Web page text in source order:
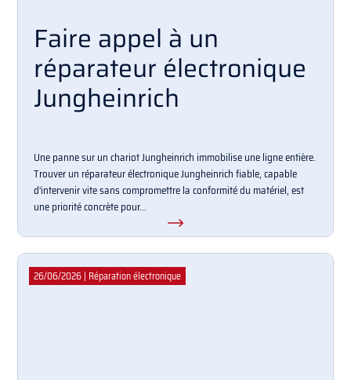
Faire appel à un
réparateur électronique
Jungheinrich
Une panne sur un chariot Jungheinrich immobilise une ligne entière.
Trouver un réparateur électronique Jungheinrich fiable, capable
d'intervenir vite sans compromettre la conformité du matériel, est
une priorité concrète pour...
26/06/2026 | Réparation électronique